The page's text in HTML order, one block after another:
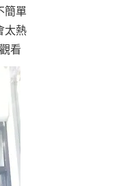
簡單
太熱
看